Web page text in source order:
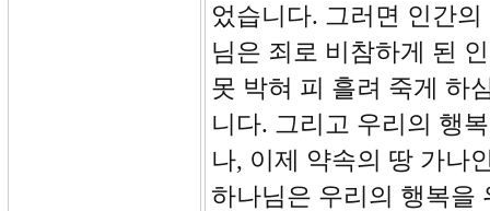
었습니다. 그러면 인간
님은 죄로 비참하게 된
못 박혀 피 흘려 죽게 하
니다. 그리고 우리의 행
나, 이제 약속의 땅 가나
하나님은 우리의 행복을